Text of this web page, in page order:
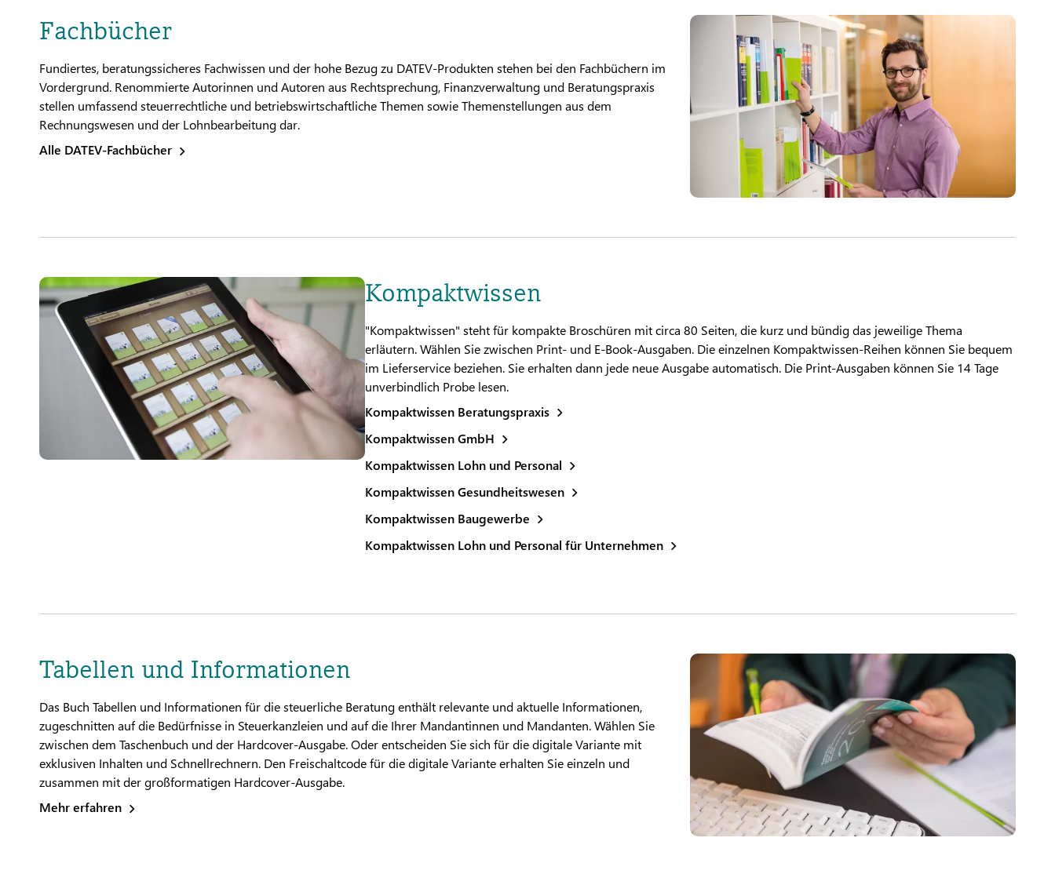
Fachbücher
Fundiertes, beratungssicheres Fachwissen und der hohe Bezug zu DATEV-Produkten stehen bei den Fachbüchern im
Vordergrund. Renommierte Autorinnen und Autoren aus Rechtsprechung, Finanzverwaltung und Beratungspraxis
stellen umfassend steuerrechtliche und betriebswirtschaftliche Themen sowie Themenstellungen aus dem
Rechnungswesen und der Lohnbearbeitung dar.
Alle DATEV-Fachbücher
Kompaktwissen
"Kompaktwissen" steht für kompakte Broschüren mit circa 80 Seiten, die kurz und bündig das jeweilige Thema
erläutern. Wählen Sie zwischen Print- und E-Book-Ausgaben. Die einzelnen Kompaktwissen-Reihen können Sie bequem
im Lieferservice beziehen. Sie erhalten dann jede neue Ausgabe automatisch. Die Print-Ausgaben können Sie 14 Tage
unverbindlich Probe lesen.
Kompaktwissen Beratungspraxis
Kompaktwissen GmbH
Kompaktwissen Lohn und Personal
Kompaktwissen Gesundheitswesen
Kompaktwissen Baugewerbe
Kompaktwissen Lohn und Personal für Unternehmen
Tabellen und Informationen
Das Buch Tabellen und Informationen für die steuerliche Beratung enthält relevante und aktuelle Informationen,
zugeschnitten auf die Bedürfnisse in Steuerkanzleien und auf die Ihrer Mandantinnen und Mandanten. Wählen Sie
zwischen dem Taschenbuch und der Hardcover-Ausgabe. Oder entscheiden Sie sich für die digitale Variante mit
exklusiven Inhalten und Schnellrechnern. Den Freischaltcode für die digitale Variante erhalten Sie einzeln und
zusammen mit der großformatigen Hardcover-Ausgabe.
Mehr erfahren